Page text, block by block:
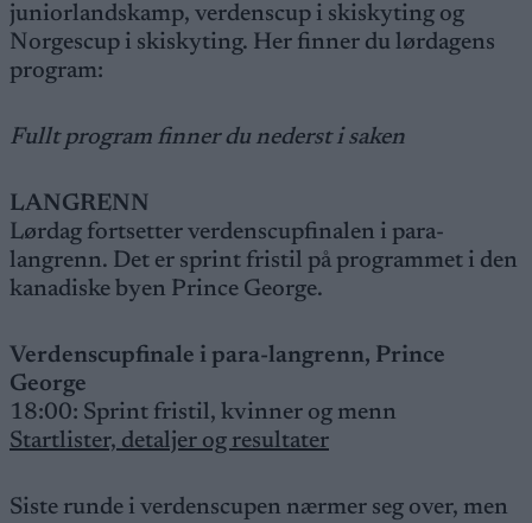
juniorlandskamp, verdenscup i skiskyting og
Norgescup i skiskyting. Her finner du lørdagens
program:
Fullt program finner du nederst i saken
LANGRENN
Lørdag fortsetter verdenscupfinalen i para-
langrenn. Det er sprint fristil på programmet i den
kanadiske byen Prince George.
Verdenscupfinale i para-langrenn, Prince
George
18:00: Sprint fristil, kvinner og menn
Startlister, detaljer og resultater
Siste runde i verdenscupen nærmer seg over, men